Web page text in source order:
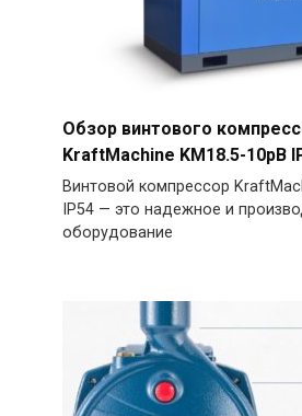
Обзор винтового
KraftMachine KM18.5-10рВ
Винтовой компрессор
IP54 — это надежное и
оборудование